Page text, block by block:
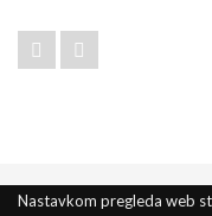
Naša politika kolačića
Nastavkom pregleda web